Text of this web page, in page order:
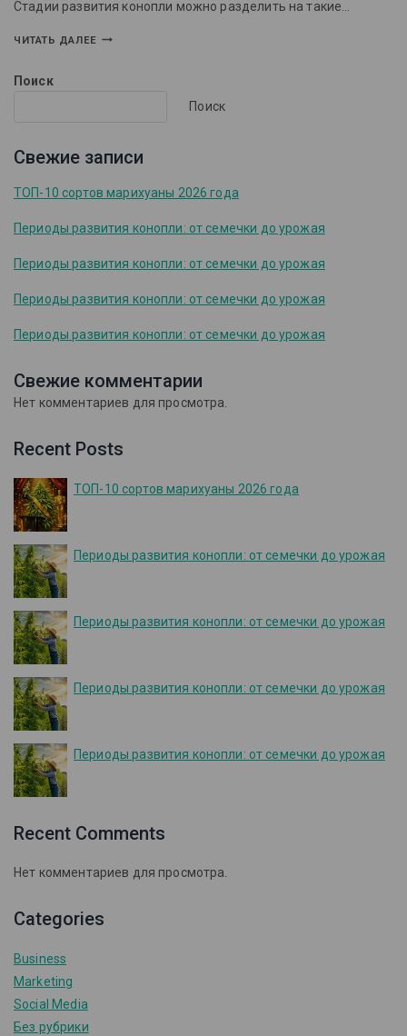
Стадии развития конопли можно разделить на такие…
ЧИТАТЬ ДАЛЕЕ
Поиск
Поиск
Свежие записи
ТОП-10 сортов марихуаны 2026 года
Периоды развития конопли: от семечки до урожая
Периоды развития конопли: от семечки до урожая
Периоды развития конопли: от семечки до урожая
Периоды развития конопли: от семечки до урожая
Свежие комментарии
Нет комментариев для просмотра.
Recent Posts
ТОП-10 сортов марихуаны 2026 года
Периоды развития конопли: от семечки до урожая
Периоды развития конопли: от семечки до урожая
Периоды развития конопли: от семечки до урожая
Периоды развития конопли: от семечки до урожая
Recent Comments
Нет комментариев для просмотра.
Categories
Business
Marketing
Social Media
Без рубрики